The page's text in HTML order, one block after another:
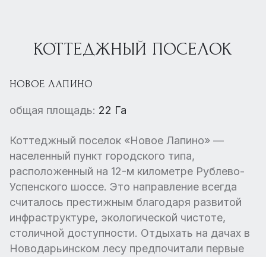
КОТТЕДЖНЫЙ ПОСЕЛОК
НОВОЕ ЛАПИНО
общая площадь: 22 Га
Коттеджный поселок «Новое Лапино» —
населенный пункт городского типа,
расположенный на 12-м километре Рублево-
Успенского шоссе. Это направление всегда
считалось престижным благодаря развитой
инфраструктуре, экологической чистоте,
столичной доступности. Отдыхать на дачах в
Новодарьинском лесу предпочитали первые